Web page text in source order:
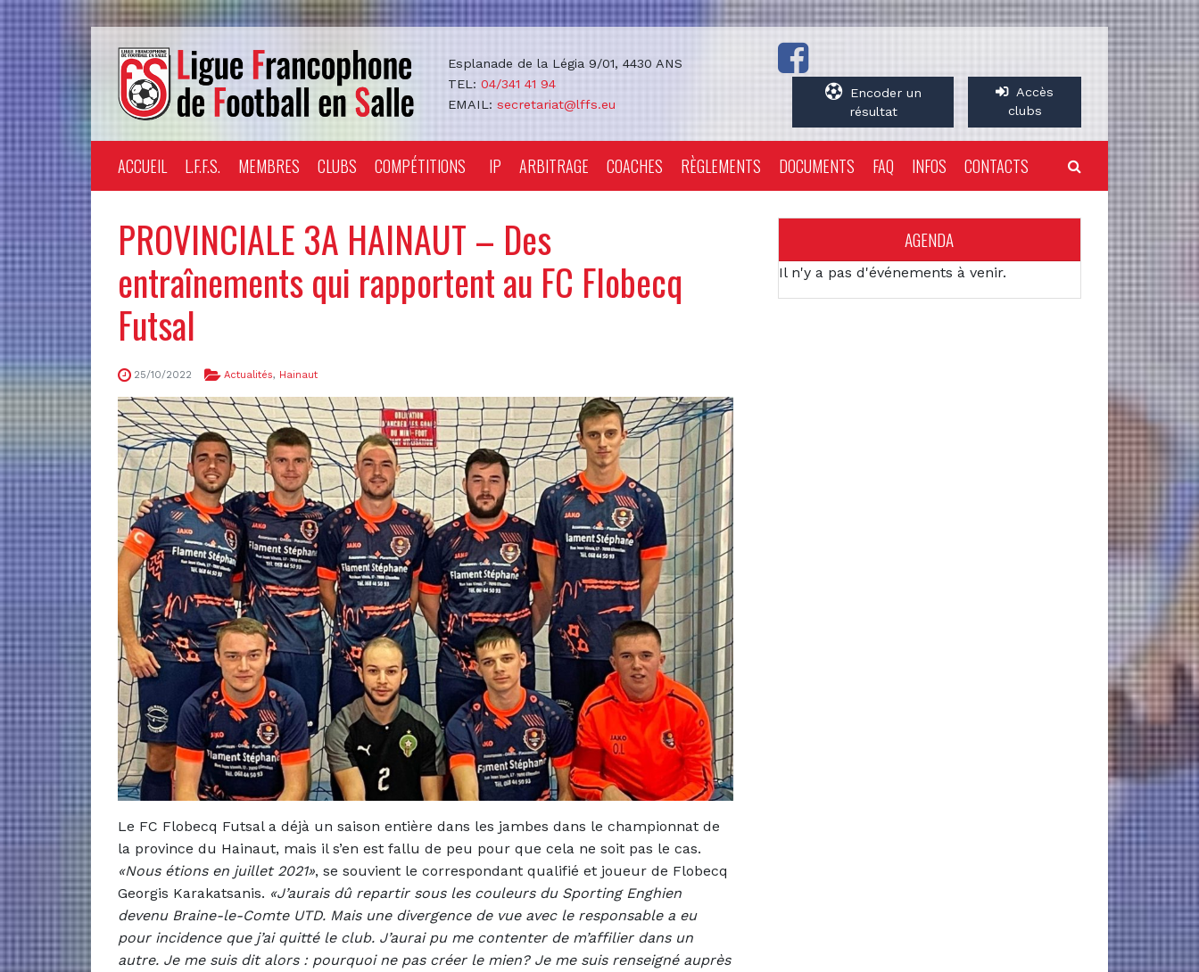
Esplanade de la Légia 9/01, 4430 ANS
TEL: 04/341 41 94
EMAIL: secretariat@lffs.eu
Encoder un
résultat
Accès
clubs
ACCUEIL L.F.F.S. MEMBRES CLUBS COMPÉTITIONS IP ARBITRAGE COACHES RÈGLEMENTS DOCUMENTS FAQ INFOS CONTACTS
PROVINCIALE 3A HAINAUT – Des
entraînements qui rapportent au FC Flobecq
Futsal
25/10/2022 Actualités, Hainaut
Le FC Flobecq Futsal a déjà un saison entière dans les jambes dans le championnat de
la province du Hainaut, mais il s’en est fallu de peu pour que cela ne soit pas le cas.
«Nous étions en juillet 2021», se souvient le correspondant qualifié et joueur de Flobecq
Georgis Karakatsanis. «J’aurais dû repartir sous les couleurs du Sporting Enghien
devenu Braine-le-Comte UTD. Mais une divergence de vue avec le responsable a eu
pour incidence que j’ai quitté le club. J’aurai pu me contenter de m’affilier dans un
autre. Je me suis dit alors : pourquoi ne pas créer le mien? Je me suis renseigné auprès
AGENDA
Il n'y a pas d'événements à venir.